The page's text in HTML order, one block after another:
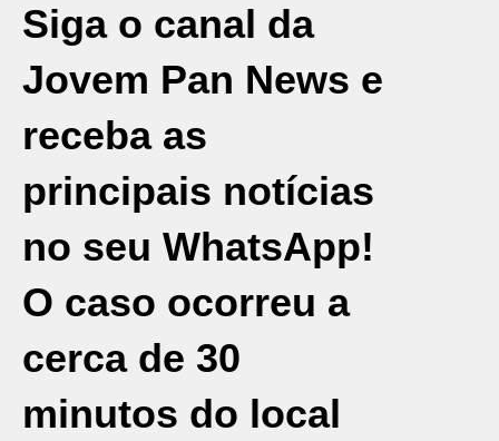
Siga o canal da
Jovem Pan News e
receba as
principais notícias
no seu WhatsApp!
O caso ocorreu a
cerca de 30
minutos do local